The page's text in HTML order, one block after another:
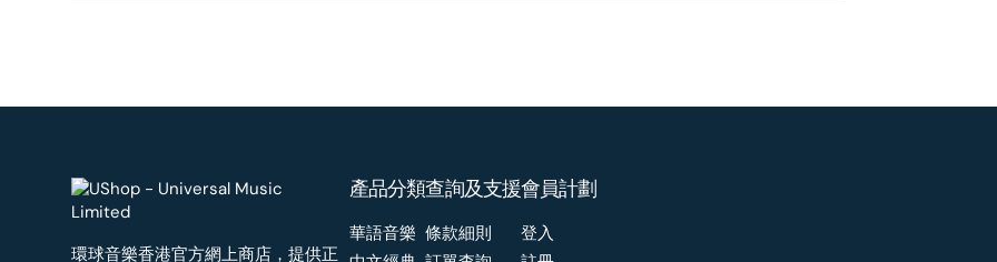
環球音樂香港官方網上商店，提供正
產品分類
華語音樂
查詢及支援
條款細則
會員計劃
登入